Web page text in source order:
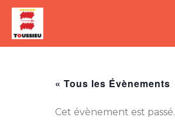
« Tous les Évènements
Cet évènement est passé.